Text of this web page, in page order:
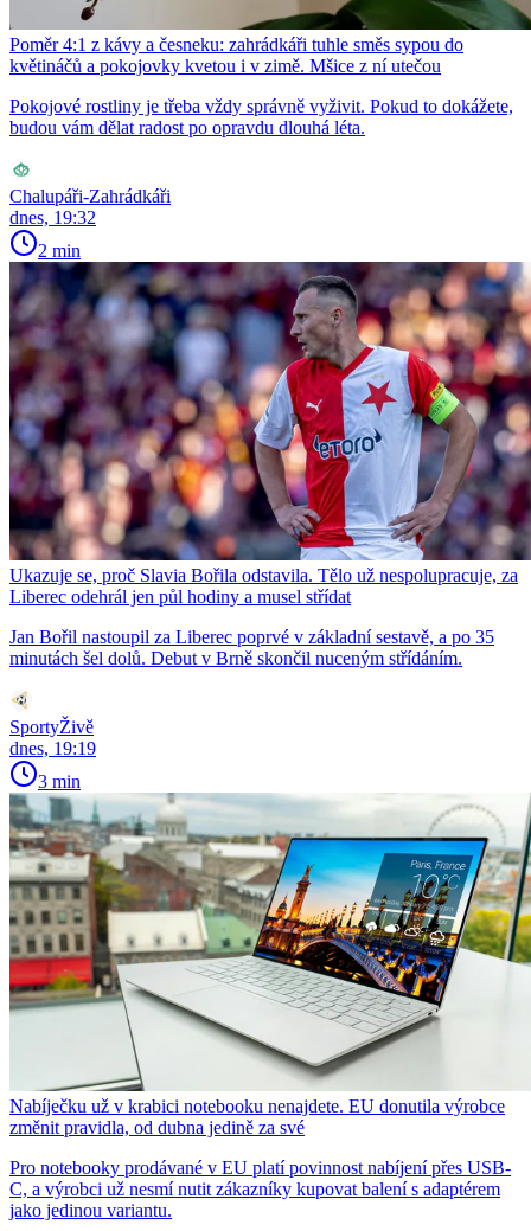
Poměr 4:1 z kávy a česneku: zahrádkáři tuhle směs sypou do
květináčů a pokojovky kvetou i v zimě. Mšice z ní utečou
Pokojové rostliny je třeba vždy správně vyživit. Pokud to dokážete,
budou vám dělat radost po opravdu dlouhá léta.
Chalupáři-Zahrádkáři
dnes, 19:32
2 min
Ukazuje se, proč Slavia Bořila odstavila. Tělo už nespolupracuje, za
Liberec odehrál jen půl hodiny a musel střídat
Jan Bořil nastoupil za Liberec poprvé v základní sestavě, a po 35
minutách šel dolů. Debut v Brně skončil nuceným střídáním.
SportyŽivě
dnes, 19:19
3 min
Nabíječku už v krabici notebooku nenajdete. EU donutila výrobce
změnit pravidla, od dubna jedině za své
Pro notebooky prodávané v EU platí povinnost nabíjení přes USB-
C, a výrobci už nesmí nutit zákazníky kupovat balení s adaptérem
jako jedinou variantu.